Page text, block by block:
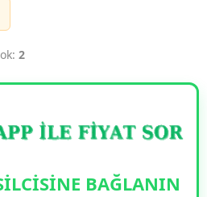
2
BAĞLANIN